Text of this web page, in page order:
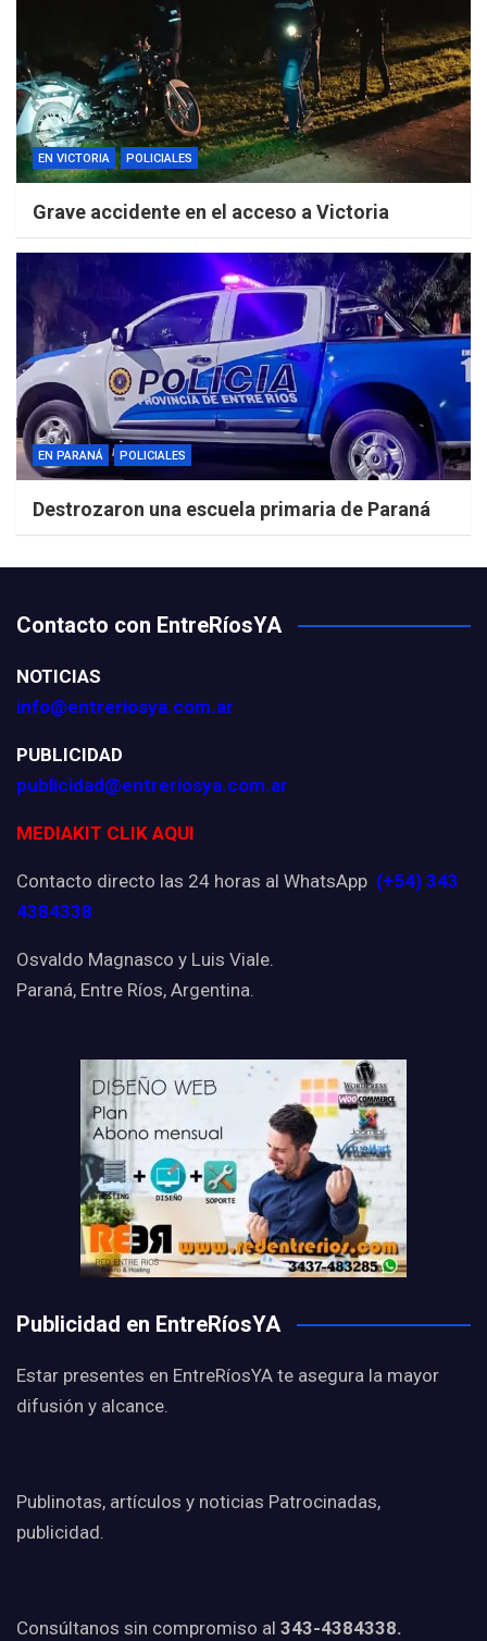
EN VICTORIA POLICIALES
Grave accidente en el acceso a Victoria
EN PARANÁ POLICIALES
Destrozaron una escuela primaria de Paraná
Contacto con EntreRíosYA
NOTICIAS
info@entreriosya.com.ar
PUBLICIDAD
publicidad@entreriosya.com.ar
MEDIAKIT CLIK AQUI
Contacto directo las 24 horas al WhatsApp (+54) 343
4384338
Osvaldo Magnasco y Luis Viale.
Paraná, Entre Ríos, Argentina.
Publicidad en EntreRíosYA
Estar presentes en EntreRíosYA te asegura la mayor
difusión y alcance.
Publinotas, artículos y noticias Patrocinadas,
publicidad.
Consúltanos sin compromiso al 343-4384338.